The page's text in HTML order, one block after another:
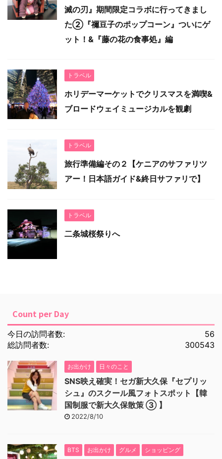
滅の刃』期間限定コラボに行ってきまし
た②『禰豆子のポップコーン』ついにゲ
ット！&『藤の花の食事処』編
トラベル
ホリデーマーケットでクリスマスを満喫&
ブロードウェイミュージカルを観劇
トラベル
旅行準備編その２【ケニアのサファリツ
アー！日本語ガイド&終日サファリで】
トラベル
二条城桜祭りへ
Count per Day
56
今日の訪問者数:
300543
総訪問者数:
お出かけ 日々のこと
SNS映え確実！セガ新大久保『セプリッ
シュ』のスクール風フォトスポット【韓
国制服で新大久保散策 ③ 】
2022/8/10
BTS お出かけ グルメ ショッピング